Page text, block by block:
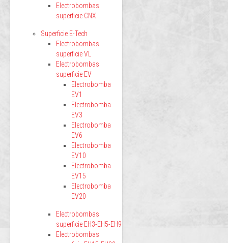
Electrobombas
superficie CNX
Superficie E-Tech
Electrobombas
superficie VL
Electrobombas
superficie EV
Electrobomba
EV1
Electrobomba
EV3
Electrobomba
EV6
Electrobomba
EV10
Electrobomba
EV15
Electrobomba
EV20
Electrobombas
superficie EH3-EH5-EH9
Electrobombas